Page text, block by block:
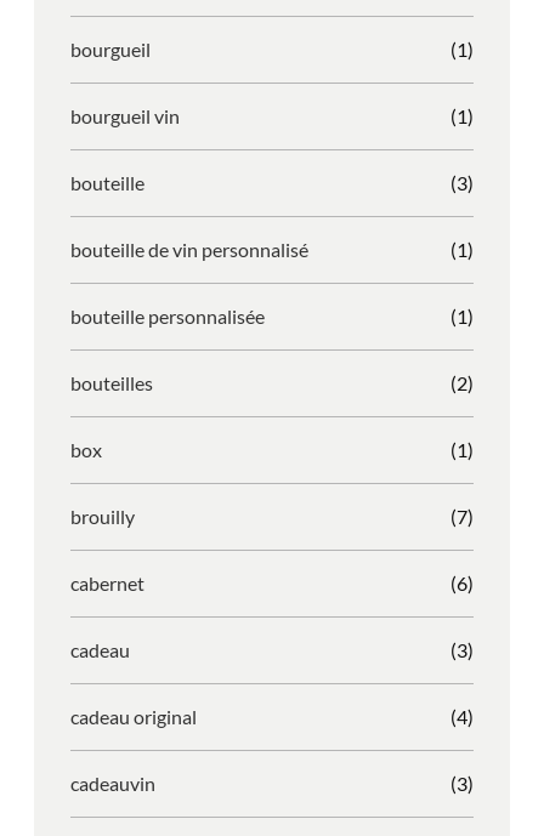
bourgueil (1)
bourgueil vin (1)
bouteille (3)
bouteille de vin personnalisé (1)
bouteille personnalisée (1)
bouteilles (2)
box (1)
brouilly (7)
cabernet (6)
cadeau (3)
cadeau original (4)
cadeauvin (3)